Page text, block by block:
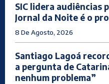
SIC lidera audiências
Jornal da Noite é o
8 De Agosto, 2026
Santiago Lagoá
a pergunta de
nenhum problema”